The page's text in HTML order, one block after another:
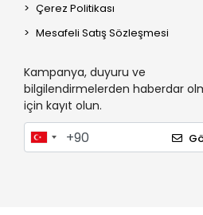
Roborock Q8 Max +
Roborock Q8 Max
Roborock Q8 +
Roborock Q8
Çerez Politikası
Mesafeli Satış Sözleşmesi
Kampanya, duyuru ve
bilgilendirmelerden haberdar
için kayıt olun.